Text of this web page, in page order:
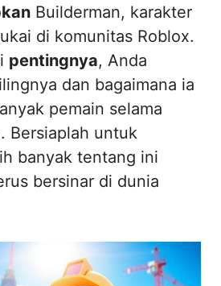
Builderman, karakter
di komunitas Roblox.
pentingnya, Anda
dan bagaimana ia
pemain selama
Bersiaplah untuk
banyak tentang ini
bersinar di dunia